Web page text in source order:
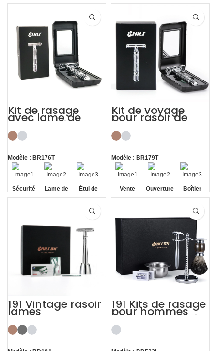
antidérapante
double
cadeau
exquis
antidérapante
cadeau
exquis
Kit de rasage
avec lame de
rasoir réutilisable,
rasoir manuel 176
Victory
Modèle : BR176T
Sécurité
Lame de
rasoir
Étui de
voyage
Kit de voyage
pour rasoir de
sécurité papillon
179, rasage avec
miroir HD
Modèle : BR179T
Vente
chaude
Ouverture
papillon
Boîtier
avec miroir
HD
191 Vintage rasoir
lames
tranchantes
support de rasoir
Kit de rasage
cadeau
191 Kits de rasage
pour hommes
avec bol à rasoir
vintage avec
brosse